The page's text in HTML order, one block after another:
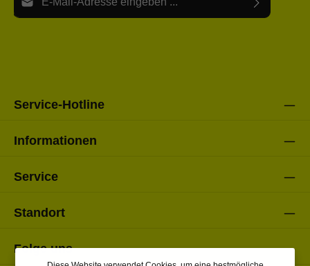
Service-Hotline
Informationen
Service
Standort
Folge uns